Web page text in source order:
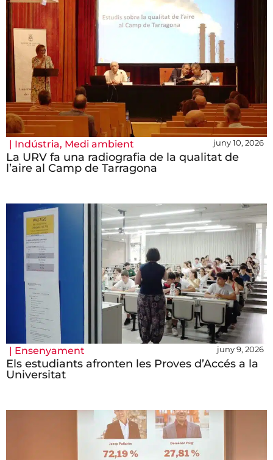
| Indústria, Medi ambient juny 10, 2026
La URV fa una radiografia de la qualitat de
l’aire al Camp de Tarragona
| Ensenyament juny 9, 2026
Els estudiants afronten les Proves d’Accés a la
Universitat